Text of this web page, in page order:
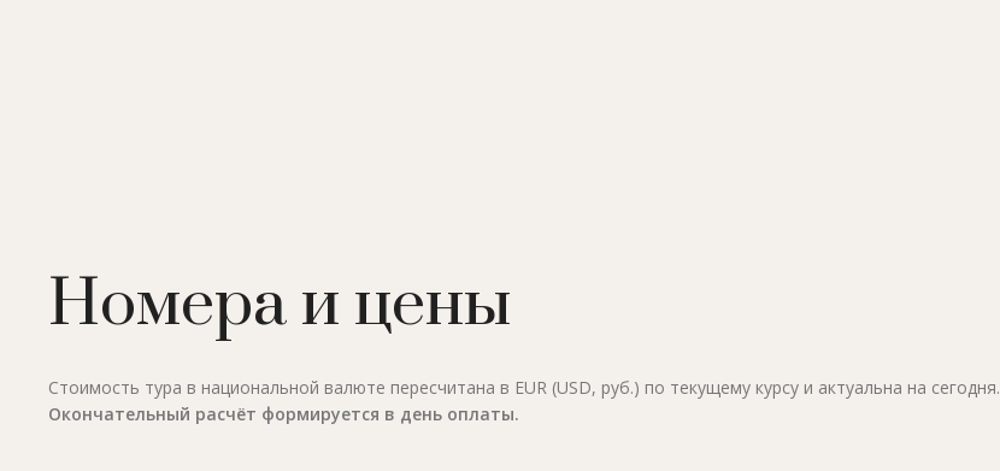
Номера и цены
Стоимость тура в национальной валюте пересчитана в EUR (USD, руб.) по текущему курсу и актуальна на сегодня.
Окончательный расчёт формируется в день оплаты.